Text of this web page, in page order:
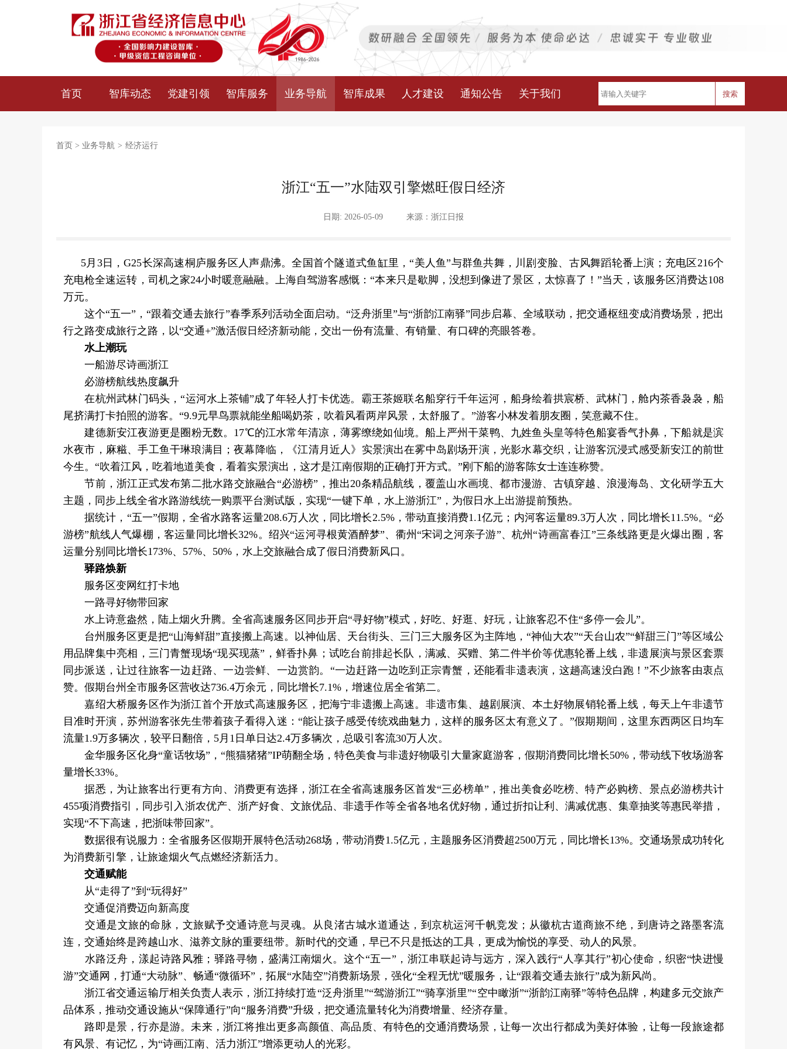
首页 智库动态 党建引领 智库服务 业务导航 智库成果 人才建设 通知公告 关于我们 搜索
首页 > 业务导航 > 经济运行
浙江“五一”水陆双引擎燃旺假日经济
日期: 2026-05-09 来源：浙江日报
5月3日，G25长深高速桐庐服务区人声鼎沸。全国首个隧道式鱼缸里，“美人鱼”与群鱼共舞，川剧变脸、古风舞蹈轮番上演；充电区216个
充电枪全速运转，司机之家24小时暖意融融。上海自驾游客感慨：“本来只是歇脚，没想到像进了景区，太惊喜了！”当天，该服务区消费达108
万元。
这个“五一”，“跟着交通去旅行”春季系列活动全面启动。“泛舟浙里”与“浙韵江南驿”同步启幕、全域联动，把交通枢纽变成消费场景，把出
行之路变成旅行之路，以“交通+”激活假日经济新动能，交出一份有流量、有销量、有口碑的亮眼答卷。
水上潮玩
一船游尽诗画浙江
必游榜航线热度飙升
在杭州武林门码头，“运河水上茶铺”成了年轻人打卡优选。霸王茶姬联名船穿行千年运河，船身绘着拱宸桥、武林门，舱内茶香袅袅，船
尾挤满打卡拍照的游客。“9.9元早鸟票就能坐船喝奶茶，吹着风看两岸风景，太舒服了。”游客小林发着朋友圈，笑意藏不住。
建德新安江夜游更是圈粉无数。17℃的江水常年清凉，薄雾缭绕如仙境。船上严州干菜鸭、九姓鱼头皇等特色船宴香气扑鼻，下船就是滨
水夜市，麻糍、手工鱼干琳琅满目；夜幕降临，《江清月近人》实景演出在雾中岛剧场开演，光影水幕交织，让游客沉浸式感受新安江的前世
今生。“吹着江风，吃着地道美食，看着实景演出，这才是江南假期的正确打开方式。”刚下船的游客陈女士连连称赞。
节前，浙江正式发布第二批水路交旅融合“必游榜”，推出20条精品航线，覆盖山水画境、都市漫游、古镇穿越、浪漫海岛、文化研学五大
主题，同步上线全省水路游线统一购票平台测试版，实现“一键下单，水上游浙江”，为假日水上出游提前预热。
据统计，“五一”假期，全省水路客运量208.6万人次，同比增长2.5%，带动直接消费1.1亿元；内河客运量89.3万人次，同比增长11.5%。“必
游榜”航线人气爆棚，客运量同比增长32%。绍兴“运河寻根黄酒醉梦”、衢州“宋词之河亲子游”、杭州“诗画富春江”三条线路更是火爆出圈，客
运量分别同比增长173%、57%、50%，水上交旅融合成了假日消费新风口。
驿路焕新
服务区变网红打卡地
一路寻好物带回家
水上诗意盎然，陆上烟火升腾。全省高速服务区同步开启“寻好物”模式，好吃、好逛、好玩，让旅客忍不住“多停一会儿”。
台州服务区更是把“山海鲜甜”直接搬上高速。以神仙居、天台街头、三门三大服务区为主阵地，“神仙大农”“天台山农”“鲜甜三门”等区域公
用品牌集中亮相，三门青蟹现场“现买现蒸”，鲜香扑鼻；试吃台前排起长队，满减、买赠、第二件半价等优惠轮番上线，非遗展演与景区套票
同步派送，让过往旅客一边赶路、一边尝鲜、一边赏韵。“一边赶路一边吃到正宗青蟹，还能看非遗表演，这趟高速没白跑！”不少旅客由衷点
赞。假期台州全市服务区营收达736.4万余元，同比增长7.1%，增速位居全省第二。
嘉绍大桥服务区作为浙江首个开放式高速服务区，把海宁非遗搬上高速。非遗市集、越剧展演、本土好物展销轮番上线，每天上午非遗节
目准时开演，苏州游客张先生带着孩子看得入迷：“能让孩子感受传统戏曲魅力，这样的服务区太有意义了。”假期期间，这里东西两区日均车
流量1.9万多辆次，较平日翻倍，5月1日单日达2.4万多辆次，总吸引客流30万人次。
金华服务区化身“童话牧场”，“熊猫猪猪”IP萌翻全场，特色美食与非遗好物吸引大量家庭游客，假期消费同比增长50%，带动线下牧场游客
量增长33%。
据悉，为让旅客出行更有方向、消费更有选择，浙江在全省高速服务区首发“三必榜单”，推出美食必吃榜、特产必购榜、景点必游榜共计
455项消费指引，同步引入浙农优产、浙产好食、文旅优品、非遗手作等全省各地名优好物，通过折扣让利、满减优惠、集章抽奖等惠民举措，
实现“不下高速，把浙味带回家”。
数据很有说服力：全省服务区假期开展特色活动268场，带动消费1.5亿元，主题服务区消费超2500万元，同比增长13%。交通场景成功转化
为消费新引擎，让旅途烟火气点燃经济新活力。
交通赋能
从“走得了”到“玩得好”
交通促消费迈向新高度
交通是文旅的命脉，文旅赋予交通诗意与灵魂。从良渚古城水道通达，到京杭运河千帆竞发；从徽杭古道商旅不绝，到唐诗之路墨客流
连，交通始终是跨越山水、滋养文脉的重要纽带。新时代的交通，早已不只是抵达的工具，更成为愉悦的享受、动人的风景。
水路泛舟，漾起诗路风雅；驿路寻物，盛满江南烟火。这个“五一”，浙江串联起诗与远方，深入践行“人享其行”初心使命，织密“快进慢
游”交通网，打通“大动脉”、畅通“微循环”，拓展“水陆空”消费新场景，强化“全程无忧”暖服务，让“跟着交通去旅行”成为新风尚。
浙江省交通运输厅相关负责人表示，浙江持续打造“泛舟浙里”“驾游浙江”“骑享浙里”“空中瞰浙”“浙韵江南驿”等特色品牌，构建多元交旅产
品体系，推动交通设施从“保障通行”向“服务消费”升级，把交通流量转化为消费增量、经济存量。
路即是景，行亦是游。未来，浙江将推出更多高颜值、高品质、有特色的交通消费场景，让每一次出行都成为美好体验，让每一段旅途都
有风景、有记忆，为“诗画江南、活力浙江”增添更动人的光彩。